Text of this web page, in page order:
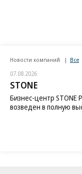
Новости компаний Все
07.08.2026
STONE
Бизнес-центр STONE
возведен в полную